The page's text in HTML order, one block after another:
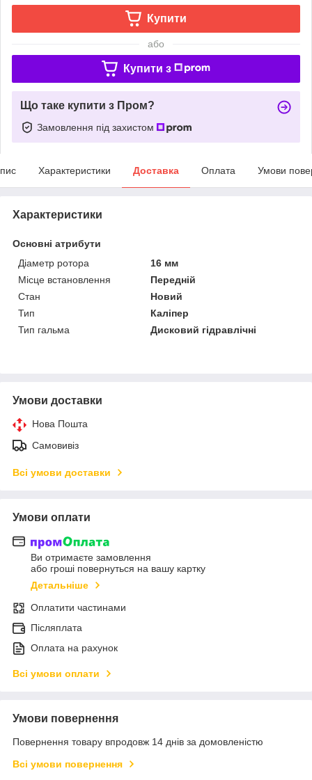
Купити
або
Купити з
Що таке купити з Пром?
Замовлення під захистом
Характеристики Доставка Оплата Умови
Характеристики
Основні атрибути
Діаметр ротора
16 мм
Місце встановлення
Передній
Стан
Новий
Тип
Каліпер
Тип гальма
Дисковий гідравлічні
Умови доставки
Нова Пошта
Самовивіз
Всі умови доставки
Умови оплати
Ви отримаєте замовлення
або гроші повернуться на вашу картку
Детальніше
Оплатити частинами
Післяплата
Оплата на рахунок
Всі умови оплати
Умови повернення
Повернення товару впродовж 14 днів за домовленістю
Всі умови повернення